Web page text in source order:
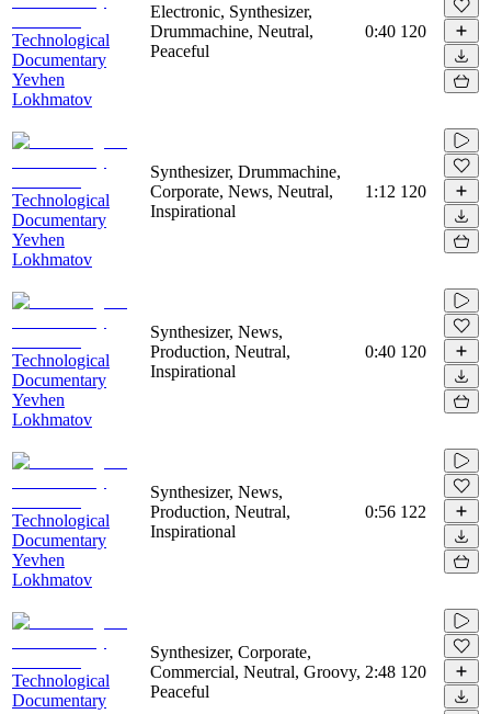
Technological
Documentary
Yevhen
Lokhmatov
Electronic, Synthesizer,
Drummachine, Neutral,
Peaceful
0:40 120
Technological
Documentary
Yevhen
Lokhmatov
Synthesizer, Drummachine,
Corporate, News, Neutral,
Inspirational
1:12 120
Technological
Documentary
Yevhen
Lokhmatov
Synthesizer, News,
Production, Neutral,
Inspirational
0:40 120
Technological
Documentary
Yevhen
Lokhmatov
Synthesizer, News,
Production, Neutral,
Inspirational
0:56 122
Technological
Documentary
Synthesizer, Corporate,
Commercial, Neutral, Groovy,
Peaceful
2:48 120